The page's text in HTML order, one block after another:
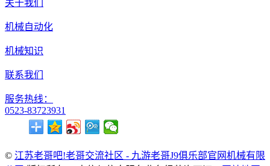
关于我们
机械自动化
机械知识
联系我们
服务热线：
0523-83723931
© 江苏老哥吧!老哥交流社区 - 九游老哥J9俱乐部官网机械有限